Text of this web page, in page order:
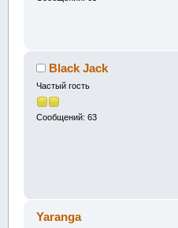
Black Jack
Частый гость
Сообщений: 63
Yaranga